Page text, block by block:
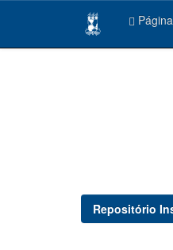
Repositório